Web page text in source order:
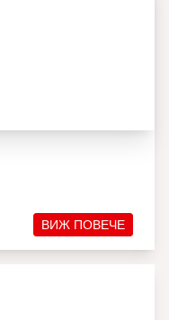
ВИЖ ПОВЕЧЕ